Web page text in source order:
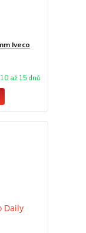
Iveco
až 15 dnů